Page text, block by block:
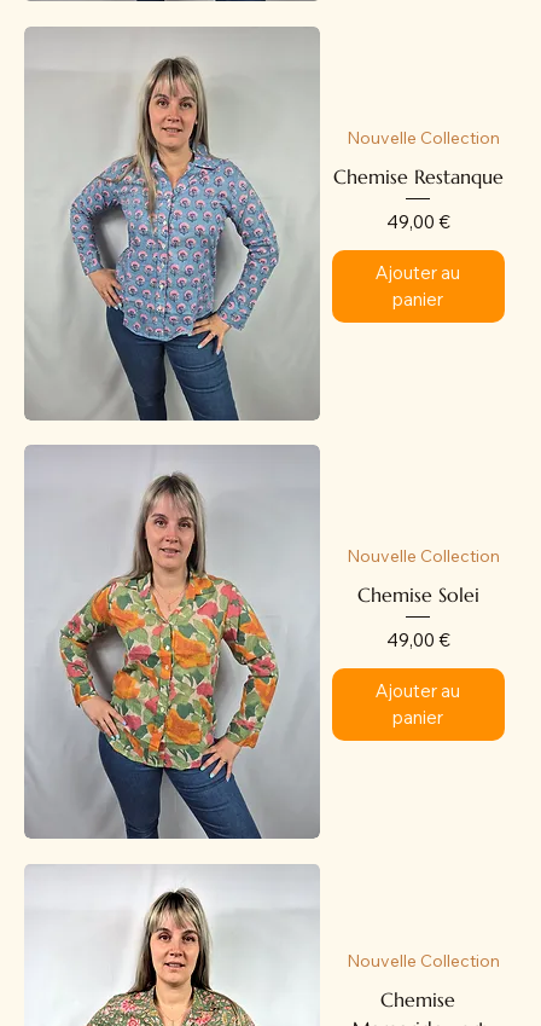
Nouvelle Collection
Chemise Restanque
Prix
49,00 €
Ajouter au
panier
Nouvelle Collection
Chemise Solei
Prix
49,00 €
Ajouter au
panier
Nouvelle Collection
Chemise